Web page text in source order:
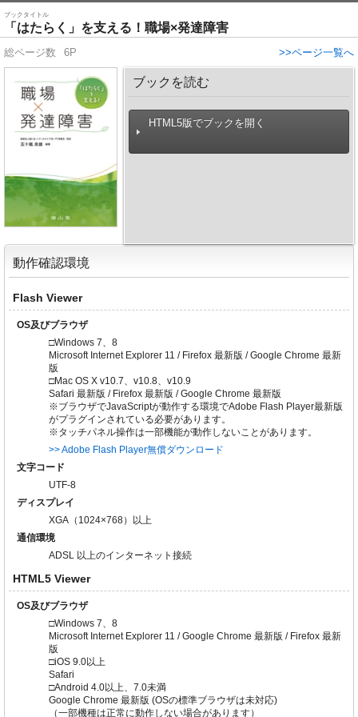
ブックタイトル
「はたらく」を支える！職場×発達障害
総ページ数 6P >>ページ一覧へ
ブックを読む
HTML5版でブックを開く
動作確認環境
Flash Viewer
OS及びブラウザ
□Windows 7、8
Microsoft Internet Explorer 11 / Firefox 最新版 / Google Chrome 最新
版
□Mac OS X v10.7、v10.8、v10.9
Safari 最新版 / Firefox 最新版 / Google Chrome 最新版
※ブラウザでJavaScriptが動作する環境でAdobe Flash Player最新版
がプラグインされている必要があります。
※タッチパネル操作は一部機能が動作しないことがあります。
>> Adobe Flash Player無償ダウンロード
文字コード
UTF-8
ディスプレイ
XGA（1024×768）以上
通信環境
ADSL 以上のインターネット接続
HTML5 Viewer
OS及びブラウザ
□Windows 7、8
Microsoft Internet Explorer 11 / Google Chrome 最新版 / Firefox 最新
版
□iOS 9.0以上
Safari
□Android 4.0以上、7.0未満
Google Chrome 最新版 (OSの標準ブラウザは未対応)
（一部機種は正常に動作しない場合があります）